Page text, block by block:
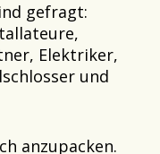
gefragt:
Elektriker,
und
anzupacken.